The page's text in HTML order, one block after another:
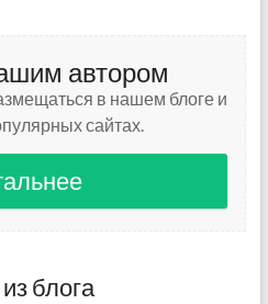
автором
в нашем блоге и
сайтах.
блога